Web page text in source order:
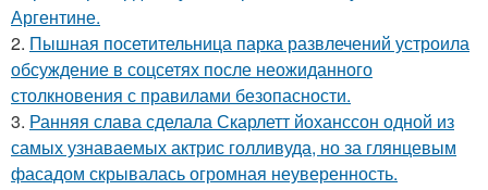
Аргентине.
2. Пышная посетительница парка развлечений устроила
обсуждение в соцсетях после неожиданного
столкновения с правилами безопасности.
3. Ранняя слава сделала Скарлетт йоханссон одной из
самых узнаваемых актрис голливуда, но за глянцевым
фасадом скрывалась огромная неуверенность.